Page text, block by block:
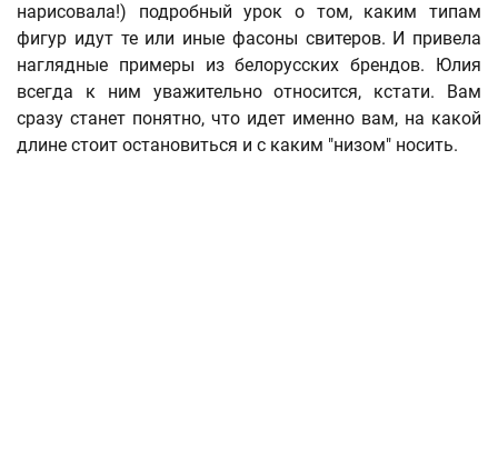
нарисовала!) подробный урок о том, каким типам
фигур идут те или иные фасоны свитеров. И привела
наглядные примеры из белорусских брендов. Юлия
всегда к ним уважительно относится, кстати. Вам
сразу станет понятно, что идет именно вам, на какой
длине стоит остановиться и с каким "низом" носить.